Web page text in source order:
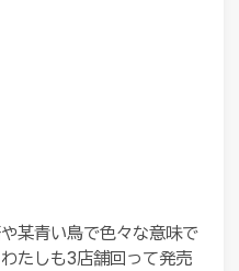
某青い鳥で色々な意味で
たしも3店舗回って発売